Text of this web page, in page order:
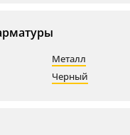
Металл
Черный